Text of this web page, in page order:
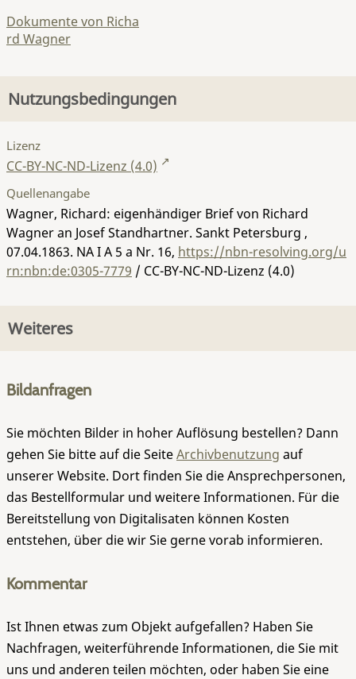
Dokumente von Richa
rd Wagner
Nutzungsbedingungen
Lizenz
CC-BY-NC-ND-Lizenz (4.0)
Quellenangabe
Wagner, Richard: eigenhändiger Brief von Richard
Wagner an Josef Standhartner. Sankt Petersburg ,
07.04.1863. NA I A 5 a Nr. 16, https://nbn-resolving.org/u
rn:nbn:de:0305-7779 / CC-BY-NC-ND-Lizenz (4.0)
Weiteres
Bildanfragen
Sie möchten Bilder in hoher Auflösung bestellen? Dann
gehen Sie bitte auf die SeiteArchivbenutzung auf
unserer Website. Dort finden Sie die Ansprechpersonen,
das Bestellformular und weitere Informationen. Für die
Bereitstellung von Digitalisaten können Kosten
entstehen, über die wir Sie gerne vorab informieren.
Kommentar
Ist Ihnen etwas zum Objekt aufgefallen? Haben Sie
Nachfragen, weiterführende Informationen, die Sie mit
uns und anderen teilen möchten, oder haben Sie eine